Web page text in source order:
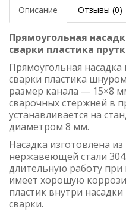
Описание Отзывы (0)
Прямоугольная
сварки пластика
Прямоугольная
сварки пластика
размер канала — 15×8
сварочных стержней в
устанавливается на
диаметром 8 мм.
Насадка изготовлена
нержавеющей стали
длительную работу при
имеет хорошую
пластик внутри
сварки.